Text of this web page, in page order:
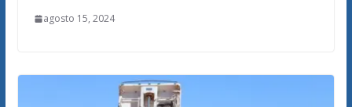
agosto 15, 2024